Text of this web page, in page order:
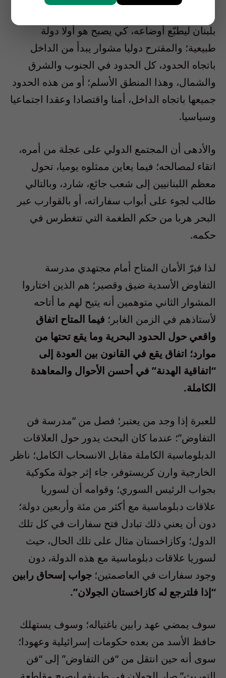
بلبنان ليطبّع أوضاعه، كي يصبح هو أولا دولة
طبيعية؛ والمقترح دوليا مشوار يبدأ من الداخل
باتجاه الحدود، كل الحدود في الجنوب والشرق
والشمال، وهذا المنطق الأسلم؛ أو من هذه الحدود
جميعها باتجاه الداخل، أمنا واقتصادا وعقدا اجتماعيا
وسياسيا.
والأدهى أن المجتمع الدولي على عجلة من أمره،
اتقاء لمصالحه؛ فيما يعاين ممثلوه يوميا، تحول
معظم اللبنانيين إلى شعب جائع، شارد، وبالتالي
طالب لجوء على أبواب سفاراته، أو بالقوارب عبر
البحر هربا من حكم الطغمة التي تتغطرس في
حكمه.
لذا فبرّ الأمان المتاح أمام مجتهدي مدرسة
التفاوض الأسدية ضيق وقصير؛ هم الذين اختاروا
المشوار الثاني متوهمين أنه يتيح لهم ما أتاحه
لأستاذهم في الزمن الغابر؛ فيما المتاح اتفاق
واقعي حول الحدود البحرية وما يقع تحتها من
موارد؛ اتفاق يقع في القانون بين العودة إلى
“اتفاقية الهدنة” في أحسن الأحوال والمعاهدة
الكاملة.
للعبرة إذا وجد من يعتبر؛ فصل من “مدرسة فن
التفاوض”؛ عندما كان البحث يدور حول العلاقات
الدبلوماسية الكاملة مقابل الانسحاب الكامل؛ ناظر
الخارجية وارن كريستوفر، جاء إثر جولة مكوكية
بجواب الرئيس السوري؛ وقوامه أن لسوريا
علاقات دبلوماسية مع أكثر من مئة وأربعين دولة؛
دون أن يعني ذلك تبادل فتح سفارات في كل تلك
الدول؛ وكازاخستان مثال على تلك الحال، حيث
لسوريا علاقات دبلوماسية مع هذه الدولة، دون
وجود سفارات في العاصمتين؛ جواب إسحاق رابين
“إذا فلترجع له كازاخستان الجولان”.
سوف يمضي عهد رابين باغتياله؛ وسوف يستهلك
حافظ الأسد من بعده حكومات إسرائيلية وعهودا؛
سوى أنه حين انتقل من “فن التفاوض” إلى “فن